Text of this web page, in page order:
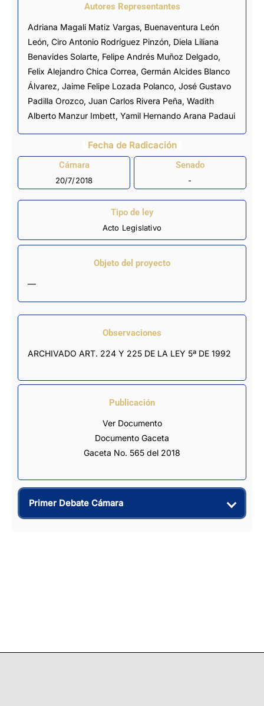
Autores Representantes
Adriana Magali Matiz Vargas, Buenaventura León
León, Ciro Antonio Rodríguez Pinzón, Diela Liliana
Benavides Solarte, Felipe Andrés Muñoz Delgado,
Felix Alejandro Chica Correa, Germán Alcides Blanco
Álvarez, Jaime Felipe Lozada Polanco, José Gustavo
Padilla Orozco, Juan Carlos Rivera Peña, Wadith
Alberto Manzur Imbett, Yamil Hernando Arana Padaui
Fecha de Radicación
Cámara
20/7/2018
Senado
-
Tipo de ley
Acto Legislativo
Objeto del proyecto
—
Observaciones
ARCHIVADO ART. 224 Y 225 DE LA LEY 5ª DE 1992
Publicación
Ver Documento
Documento Gaceta
Gaceta No. 565 del 2018
Primer Debate Cámara